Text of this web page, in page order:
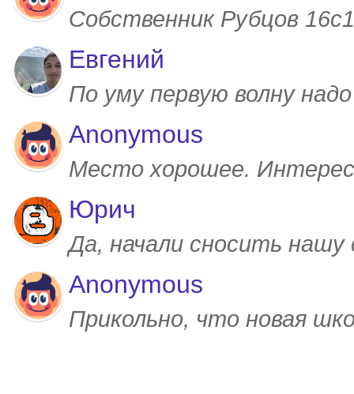
Собственник Рубцов
Евгений
По уму первую волну
Anonymous
Место хорошее.
Юрич
Да, начали сносить
Anonymous
Прикольно, что новая